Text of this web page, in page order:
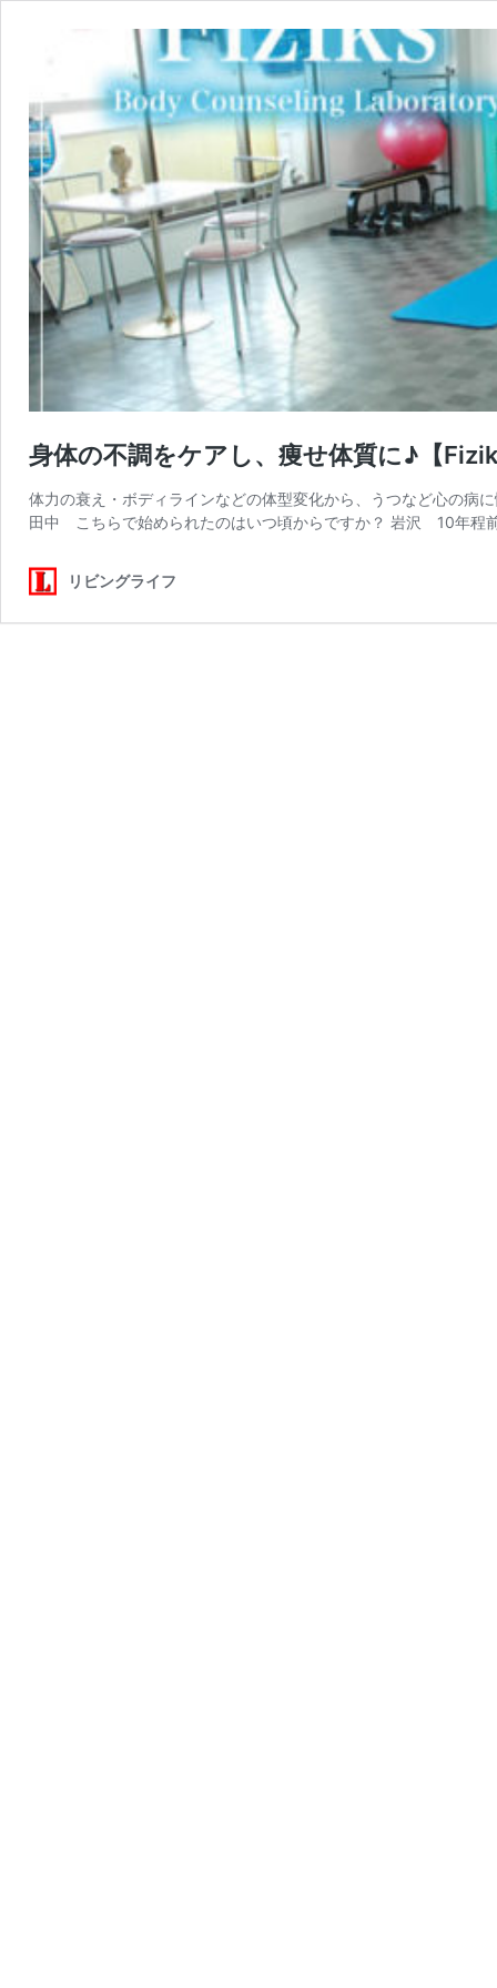
身体の不調をケアし、痩せ体質に♪【
体力の衰え・ボディラインなどの体型変化から、うつなど心の病
田中 こちらで始められたのはいつ頃からですか？ 岩沢 10年程
リビングライフ